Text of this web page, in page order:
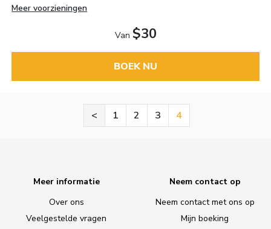
Meer voorzieningen
Van $30
BOEK NU
< 1 2 3 4
Meer informatie
Over ons
Veelgestelde vragen
Neem contact op
Neem contact met ons op
Mijn boeking